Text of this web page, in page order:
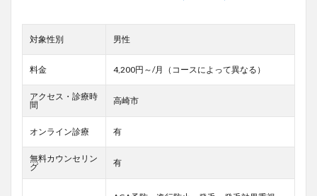
対象性別 男性
料金 4,200円～/月（コースによって異なる）
アクセス・診療時
間
高崎市
オンライン診療 有
無料カウンセリン
グ
有